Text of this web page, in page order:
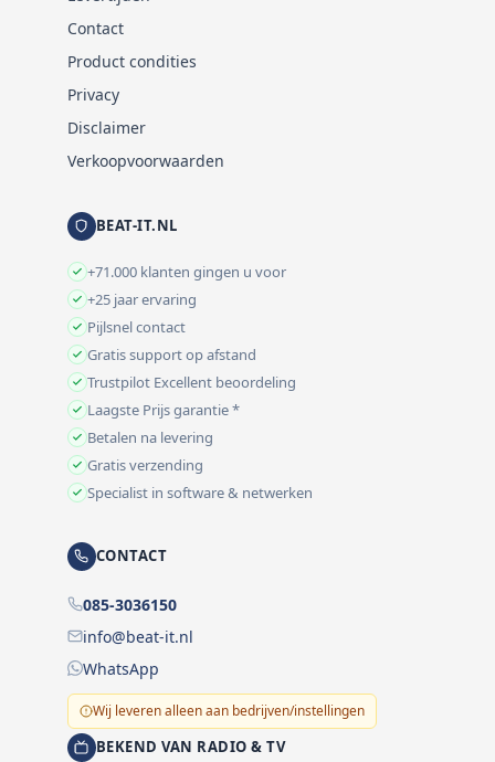
Contact
Product condities
Privacy
Disclaimer
Verkoopvoorwaarden
BEAT-IT.NL
+71.000 klanten gingen u voor
+25 jaar ervaring
Pijlsnel contact
Gratis support op afstand
Trustpilot Excellent beoordeling
Laagste Prijs garantie *
Betalen na levering
Gratis verzending
Specialist in software & netwerken
CONTACT
085-3036150
info@beat-it.nl
WhatsApp
Wij leveren alleen aan bedrijven/instellingen
BEKEND VAN RADIO & TV